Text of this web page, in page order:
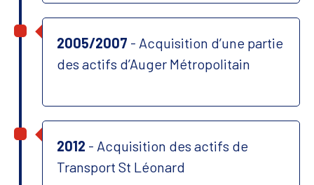
2005/2007 - Acquisition d’une partie
des actifs d’Auger Métropolitain
2012 - Acquisition des actifs de
Transport St Léonard